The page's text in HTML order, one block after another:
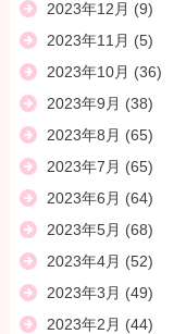
2023年12月 (9)
2023年11月 (5)
2023年10月 (36)
2023年9月 (38)
2023年8月 (65)
2023年7月 (65)
2023年6月 (64)
2023年5月 (68)
2023年4月 (52)
2023年3月 (49)
2023年2月 (44)